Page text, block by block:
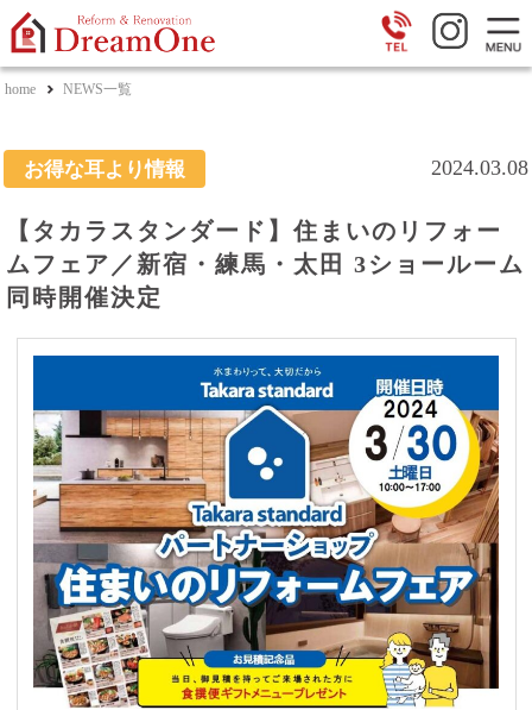
home NEWS一覧
お得な耳より情報 2024.03.08
【タカラスタンダード】住まいのリフォー
ムフェア／新宿・練馬・太田 3ショールーム
同時開催決定